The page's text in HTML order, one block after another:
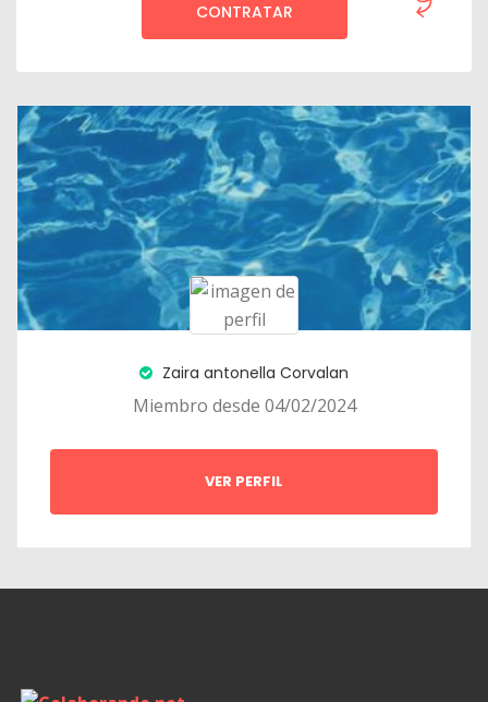
CONTRATAR
Zaira antonella Corvalan
Miembro desde 04/02/2024
VER PERFIL